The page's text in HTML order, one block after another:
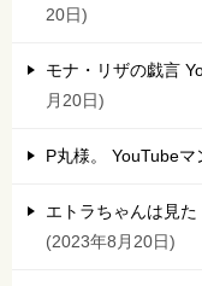
20日
モナ・リザの戯言
月20日
P丸様。 YouTube
エトラちゃんは見
2023年8月20日